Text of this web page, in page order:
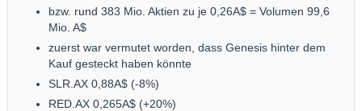
bzw. rund 383 Mio. Aktien zu je 0,26A$ = Volumen 99,6
Mio. A$
zuerst war vermutet worden, dass Genesis hinter dem
Kauf gesteckt haben könnte
SLR.AX 0,88A$ (-8%)
RED.AX 0,265A$ (+20%)